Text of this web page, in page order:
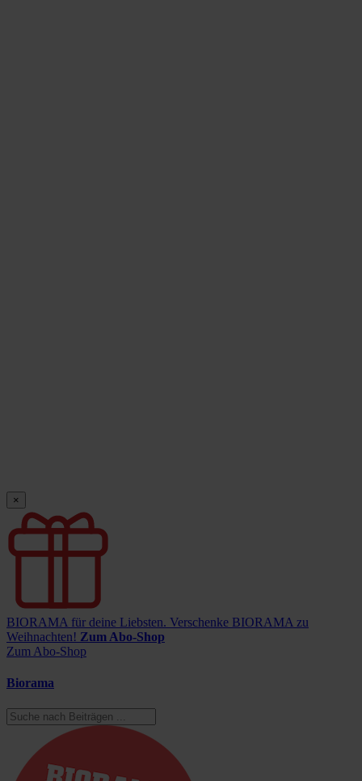
×
BIORAMA für deine Liebsten. Verschenke BIORAMA zu
Weihnachten! Zum Abo-Shop
Zum Abo-Shop
Biorama